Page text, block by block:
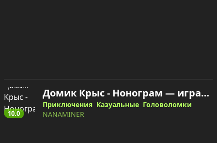
10.0
Домик Крыс - Нонограм — играть онлайн
Приключения Казуальные Головоломки
NANAMINER